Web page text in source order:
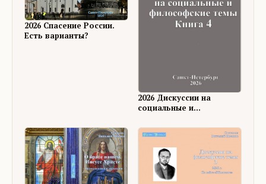
2026 Спасение России.
Есть варианты?
2026 Дискуссии на
социальные и